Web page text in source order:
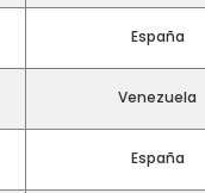
España
Venezuela
España